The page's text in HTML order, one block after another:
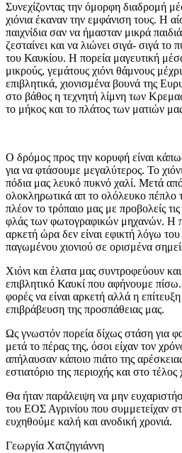
Συνεχίζοντας την όμορφη διαδρομή
χιόνια έκαναν την εμφάνιση τους. Η
παιχνίδια σαν να ήμασταν μικρά
ζεσταίνει και να λιώνει σιγά- σιγά το
του Καυκίου. Η πορεία μαγευτική
μικρούς, γεμάτους χιόνι θάμνους
επιβλητικά, χιονισμένα βουνά της
στο βάθος η τεχνητή λίμνη των
το μήκος και το πλάτος των ματιών
Ο δρόμος προς την κορυφή είναι
για να φτάσουμε μεγαλύτερος. Το
πόδια μας λευκό πυκνό χαλί. Μετά
ολοκληρωτικά απ το ολόλευκο πέπλο
πλέον το τρόπαιο μας με προβολείς
φλάς των φωτογραφικών μηχανών. Η
αρκετή ώρα δεν είναι εφικτή λόγω
παγωμένου χιονιού σε ορισμένα
Χιόνι και έλατα μας συντροφεύουν
επιβλητικό Καυκί που αφήνουμε
φορές να είναι αρκετή αλλά η
επιβράβευση της προσπάθειας μας.
Ως γνωστόν πορεία δίχως στάση για
μετά το πέρας της, όσοι είχαν τον
απήλαυσαν κάποιο πιάτο της
εστιατόριο της περιοχής και στο
Θα ήταν παράλειψη να μην
του ΕΟΣ Αγρινίου που συμμετείχαν
ευχηθούμε καλή και ανοδική χρονιά.
Γεωργία Χατζηγιάννη